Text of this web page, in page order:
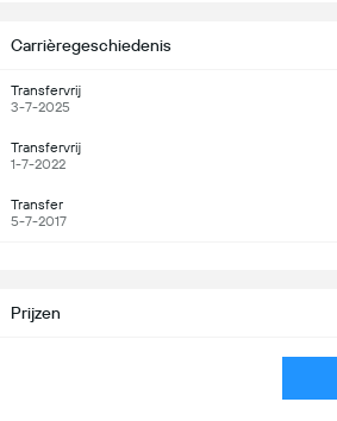
Carrièregeschiedenis
Transfervrij
3-7-2025
Transfervrij
1-7-2022
Transfer
5-7-2017
Prijzen